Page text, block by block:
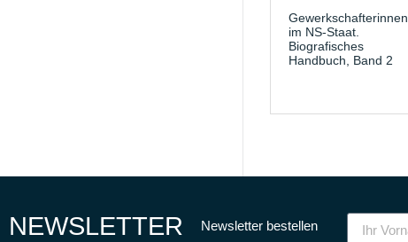
Gewerkschafterinnen
im NS-Staat.
Biografisches
Handbuch, Band 2
NEWSLETTER Newsletter bestellen